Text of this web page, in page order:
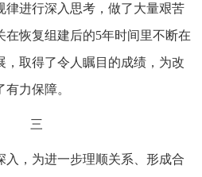
律进行深入思考，做了大量艰苦
恢复组建后的5年时间里不断在
，取得了令人瞩目的成绩，为改
力保障。
三
入，为进一步理顺关系、形成合